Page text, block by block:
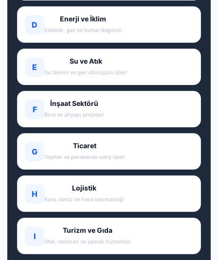
D
Enerji ve İklim
Elektrik, gaz ve buhar dağıtımı
E
Su ve Atık
Su temini ve geri dönüşüm işleri
F
İnşaat Sektörü
Bina ve altyapı projeleri
G
Ticaret
Toptan ve perakende satış işleri
H
Lojistik
Kara, deniz ve hava taşımacılığı
I
Turizm ve Gıda
Otel, restoran ve yemek hizmetleri